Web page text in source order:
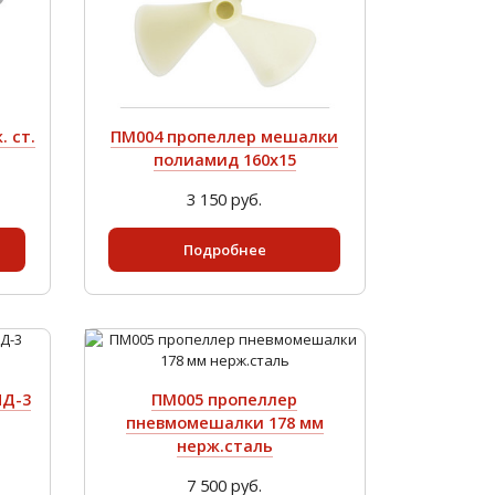
ст.
ПМ004 пропеллер мешалки
полиамид 160х15
3 150 руб.
Подробнее
3
ПМ005 пропеллер
пневмомешалки 178 мм
нерж.сталь
7 500 руб.